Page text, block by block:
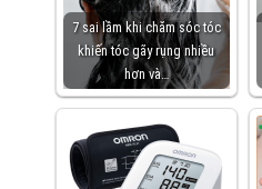
7 sai lầm khi chăm sóc tóc
khiến tóc gãy rụng nhiều
hơn và…